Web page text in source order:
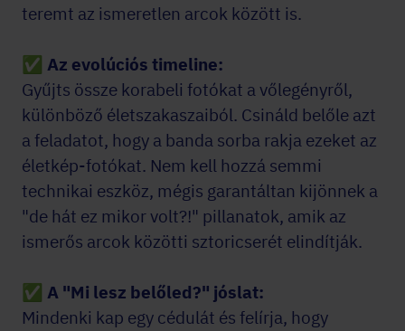
teremt az ismeretlen arcok között is.
✅ Az evolúciós timeline:
Gyűjts össze korabeli fotókat a vőlegényről,
különböző életszakaszaiból. Csináld belőle azt
a feladatot, hogy a banda sorba rakja ezeket az
életkép-fotókat. Nem kell hozzá semmi
technikai eszköz, mégis garantáltan kijönnek a
"de hát ez mikor volt?!" pillanatok, amik az
ismerős arcok közötti sztoricserét elindítják.
✅ A "Mi lesz belőled?" jóslat:
Mindenki kap egy cédulát és felírja, hogy